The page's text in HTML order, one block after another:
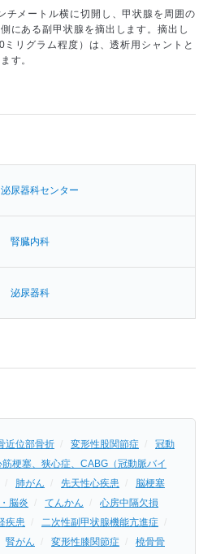
チメートル横に切開し、甲状腺を周囲の
にある副甲状腺を摘出します。摘出し
リグラム程度）は、透析用シャントと
す。
尿器科センター
腎臓内科
泌尿器科
近位部骨折 変形性股関節症
冠動
梗塞、狭心症、CABG（冠動脈バイ
肺がん 先天性心疾患
脳梗塞
脳炎 てんかん
心房中隔欠損
疾患
二次性副甲状腺機能亢進症
腎がん 変形性膝関節症
橈骨骨